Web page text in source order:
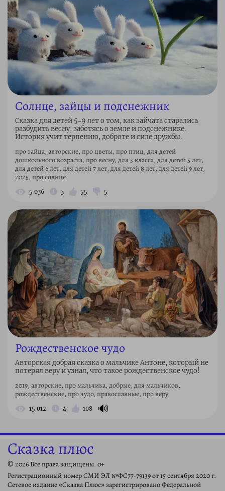
Солнце, зайцы и подснежник
Сказка для детей 5–9 лет о том, как зайчата старались
разбудить весну, заботясь о земле и подснежнике.
История учит терпению, доброте и силе дружбы.
про зайца, авторские, про цветы, про птиц, для детей
дошкольного возраста, про весну, для 3 класса, для детей 5 лет,
для детей 6 лет, для детей 7 лет, для детей 8 лет, для детей 9 лет,
2025, про солнце
5 036 3 55 5
Рождественское чудо
Авторская добрая сказка о мальчике Антоне, который не
потерял веру и узнал, что такое рождественское чудо!
2019, авторские, про мальчика, добрые, для мальчиков,
рождественские, про чудо, православные, про веру
15 012 4 108 🔊
Сказка плюс
© 2026 Все права защищены. 0+
Регистрационный номер СМИ ЭЛ №ФС77-79139 от 15 сентября 2020 г.
Сетевое издание «Сказка Плюс» зарегистрировано Федеральной